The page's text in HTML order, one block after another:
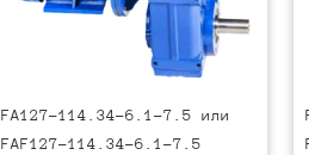
FA127-114.34-6.1-7.5 или
FAF127-114.34-6.1-7.5